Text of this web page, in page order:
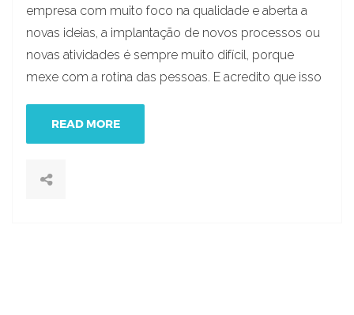
empresa com muito foco na qualidade e aberta a
novas ideias, a implantação de novos processos ou
novas atividades é sempre muito difícil, porque
mexe com a rotina das pessoas. E acredito que isso
READ MORE